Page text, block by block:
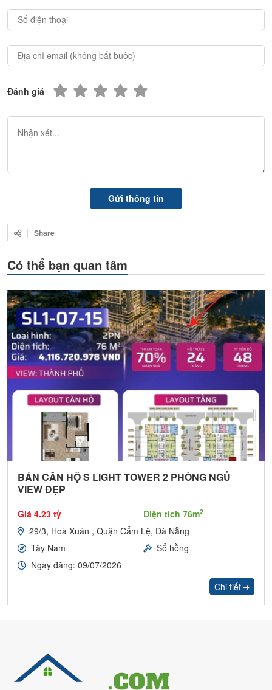
Đánh giá
Share
Có thể bạn quan tâm
BÁN CĂN HỘ S LIGHT TOWER 2 PHÒNG NGỦ
VIEW ĐẸP
Giá 4.23 tỷ Diện tích 76m2
29/3, Hoà Xuân , Quận Cẩm Lệ, Đà Nẵng
Tây Nam
Sổ hồng
Ngày đăng: 09/07/2026
Chi tiết